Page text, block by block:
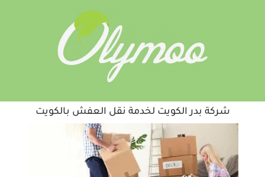
شركة بدر الكويت لخدمة نقل العفش بالكويت